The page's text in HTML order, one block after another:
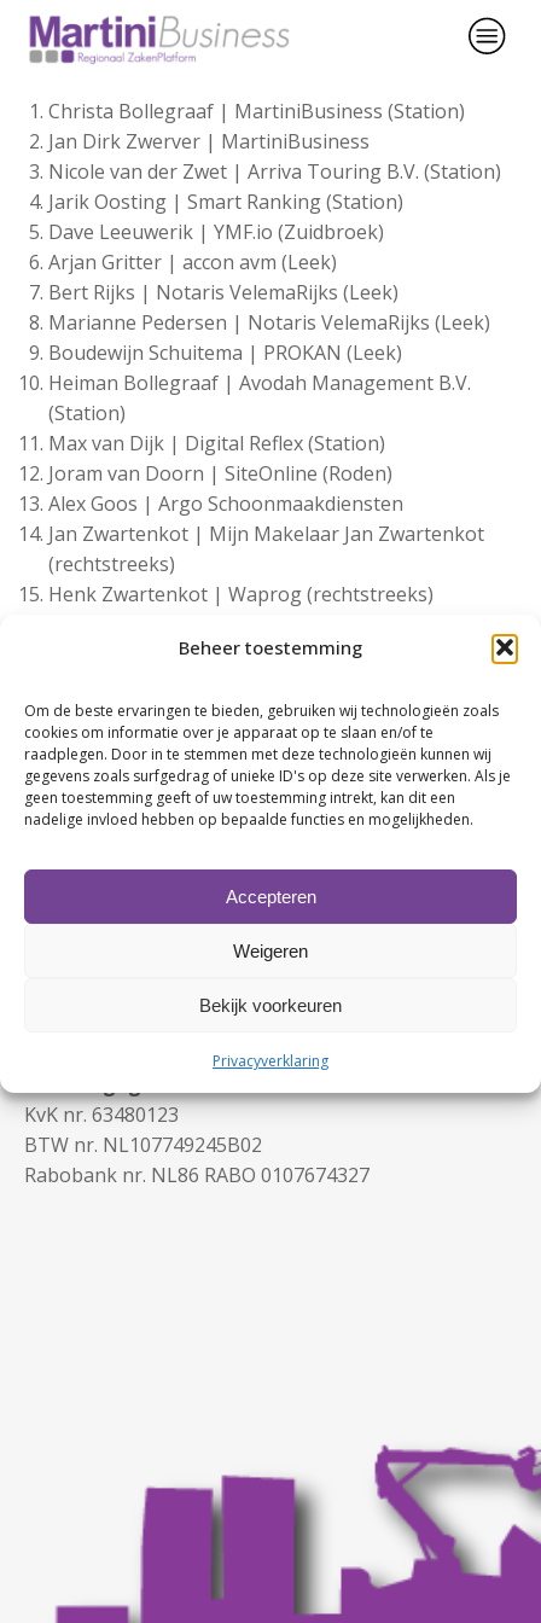
Beheer toestemming
Om de beste ervaringen te bieden, gebruiken wij technologieën zoals
cookies om informatie over je apparaat op te slaan en/of te
raadplegen. Door in te stemmen met deze technologieën kunnen wij
gegevens zoals surfgedrag of unieke ID's op deze site verwerken. Als je
geen toestemming geeft of uw toestemming intrekt, kan dit een
nadelige invloed hebben op bepaalde functies en mogelijkheden.
Accepteren
Weigeren
Bekijk voorkeuren
Privacyverklaring
Christa Bollegraaf | MartiniBusiness (Station)
Jan Dirk Zwerver | MartiniBusiness
Nicole van der Zwet | Arriva Touring B.V. (Station)
Jarik Oosting | Smart Ranking (Station)
Dave Leeuwerik | YMF.io (Zuidbroek)
Arjan Gritter | accon avm (Leek)
Bert Rijks | Notaris VelemaRijks (Leek)
Marianne Pedersen | Notaris VelemaRijks (Leek)
Boudewijn Schuitema | PROKAN (Leek)
Heiman Bollegraaf | Avodah Management B.V.
(Station)
Max van Dijk | Digital Reflex (Station)
Joram van Doorn | SiteOnline (Roden)
Alex Goos | Argo Schoonmaakdiensten
Jan Zwartenkot | Mijn Makelaar Jan Zwartenkot
(rechtstreeks)
Henk Zwartenkot | Waprog (rechtstreeks)
Henk Gritter | SNN (Samenwerkingsverband Noord-
Janko Haaksema | HACONNECT (Station)
Jacob van Gelder | Van Gelder Producties (Leek)
Yvonne Coppinga | DUO (Leek)
Gert-Jan Wassens - Bidfood (rechtstreeks)
Gast Gert-Jan Wassens (rechtstreeks)
KvK nr. 63480123
BTW nr. NL107749245B02
Rabobank nr. NL86 RABO 0107674327